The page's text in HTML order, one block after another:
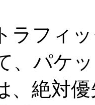
ラフィ
、パケ
、絶対